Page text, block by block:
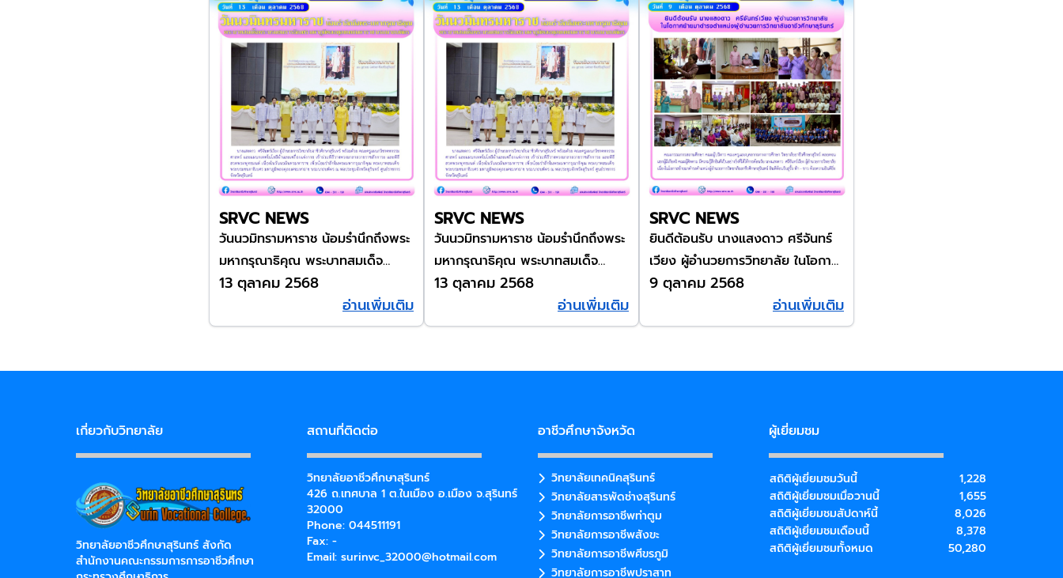
SRVC NEWS
วันนวมิทรามหาราช น้อมรำนึกถึงพระ
มหากรุณาธิคุณ พระบาทสมเด็จ
พระบรมชนการธิเบศ มหาภูมิพลดุลย
เดช มหาราช บรมนาถบพิตร
13 ตุลาคม 2568
อ่านเพิ่มเติม
SRVC NEWS
วันนวมิทรามหาราช น้อมรำนึกถึงพระ
มหากรุณาธิคุณ พระบาทสมเด็จ
พระบรมชนการธิเบศ มหาภูมิพลดุลย
เดช มหาราช บรมนาถบพิตร
13 ตุลาคม 2568
อ่านเพิ่มเติม
SRVC NEWS
ยินดีต้อนรับ นางแสงดาว ศรีจันทร์
เวียง ผู้อำนวยการวิทยาลัย ในโอกาส
ย้ายมาเำรงตำแหน่งผู้อำนวยการ
วิทยาลัยอาชีวศึกษาสุรินทร์
9 ตุลาคม 2568
อ่านเพิ่มเติม
เกี่ยวกับวิทยาลัย
วิทยาลัยอาชีวศึกษาสุรินทร์ สังกัด
สำนักงานคณะกรรมการการอาชีวศึกษา
สถานที่ติดต่อ
วิทยาลัยอาชีวศึกษาสุรินทร์
426 ถ.เทศบาล 1 ต.ในเมือง อ.เมือง จ.สุรินทร์
32000
Phone: 044511191
Fax: -
Email: surinvc_32000@hotmail.com
อาชีวศึกษาจังหวัด
วิทยาลัยเทคนิคสุรินทร์
วิทยาลัยสารพัดช่างสุรินทร์
วิทยาลัยการอาชีพท่าตูม
วิทยาลัยการอาชีพสังขะ
วิทยาลัยการอาชีพศีขรภูมิ
วิทยาลัยการอาชีพปราสาท
ผู้เยี่ยมชม
สถิติผู้เยี่ยมชมวันนี้
1,228
สถิติผู้เยี่ยมชมเมื่อวานนี้
1,655
สถิติผู้เยี่ยมชมสัปดาห์นี้
8,026
สถิติผู้เยี่ยมชมเดือนนี้
8,378
สถิติผู้เยี่ยมชมทั้งหมด
50,280